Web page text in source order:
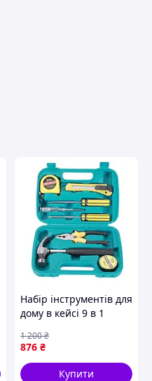
Набір інструментів для
дому в кейсі 9 в 1
876 ₴
1 200₴
Купити